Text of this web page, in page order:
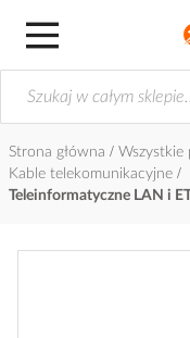
Strona główna Wszystkie
Kable telekomunikacyjne
Teleinformatyczne LAN i